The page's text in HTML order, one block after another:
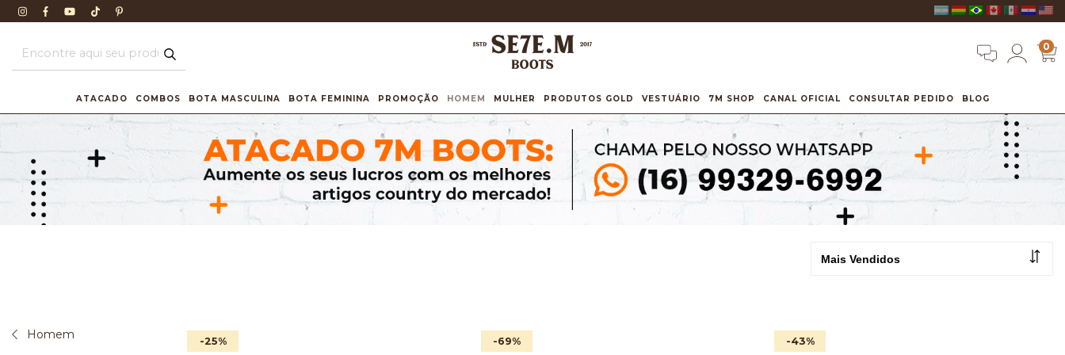
0
ATACADO COMBOS BOTA MASCULINA BOTA FEMININA PROMOÇÃO HOMEM MULHER PRODUTOS GOLD VESTUÁRIO 7M SHOP CANAL OFICIAL CONSULTAR PEDIDO BLOG
Homem -25% -69% -43%